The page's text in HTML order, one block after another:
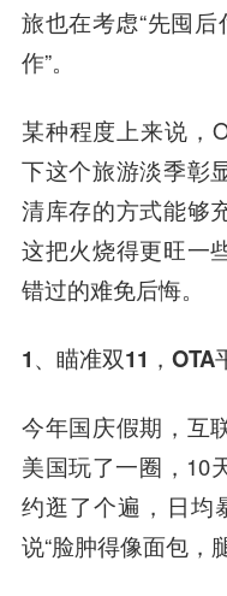
旅也在考虑“先囤后
作”。
某种程度上来说，
下这个旅游淡季
清库存的方式能够
这把火烧得更旺一
错过的难免后悔。
1、瞄准双11，OTA
今年国庆假期，互
美国玩了一圈，10
约逛了个遍，日均
说“脸肿得像面包，